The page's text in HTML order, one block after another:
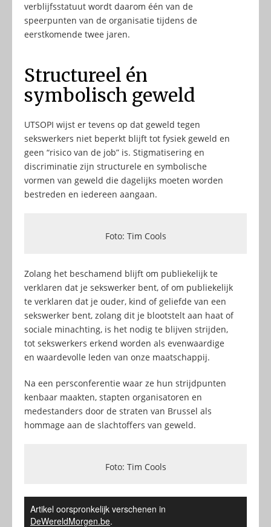
verblijfsstatuut wordt daarom één van de
speerpunten van de organisatie tijdens de
eerstkomende twee jaren.
Structureel én
symbolisch geweld
UTSOPI wijst er tevens op dat geweld tegen
sekswerkers niet beperkt blijft tot fysiek geweld en
geen “risico van de job” is. Stigmatisering en
discriminatie zijn structurele en symbolische
vormen van geweld die dagelijks moeten worden
bestreden en iedereen aangaan.
Foto: Tim Cools
Zolang het beschamend blijft om publiekelijk te
verklaren dat je sekswerker bent, of om publiekelijk
te verklaren dat je ouder, kind of geliefde van een
sekswerker bent, zolang dit je blootstelt aan haat of
sociale minachting, is het nodig te blijven strijden,
tot sekswerkers erkend worden als evenwaardige
en waardevolle leden van onze maatschappij.
Na een persconferentie waar ze hun strijdpunten
kenbaar maakten, stapten organisatoren en
medestanders door de straten van Brussel als
hommage aan de slachtoffers van geweld.
Foto: Tim Cools
Artikel oorspronkelijk verschenen in
DeWereldMorgen.be.